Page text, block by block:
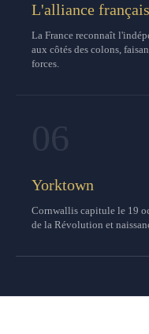
L'alliance
La France reconnaît
aux côtés des colons,
forces.
Yorktown
Cornwallis capitule le 19
de la Révolution et